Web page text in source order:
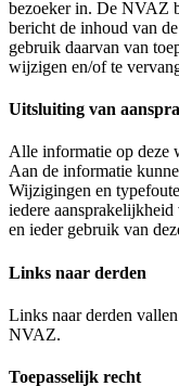
bezoeker in. De NVAZ
bericht de inhoud van
gebruik daarvan van
wijzigen en/of te
Uitsluiting van
Alle informatie op deze
Aan de informatie
Wijzigingen en
iedere
en ieder gebruik van
Links naar derden
Links naar derden
NVAZ.
Toepasselijk recht